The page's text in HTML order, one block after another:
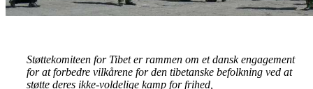
Støttekomiteen for Tibet er rammen om et dansk engagement
for at forbedre vilkårene for den tibetanske befolkning ved at
støtte deres ikke-voldelige kamp for frihed,